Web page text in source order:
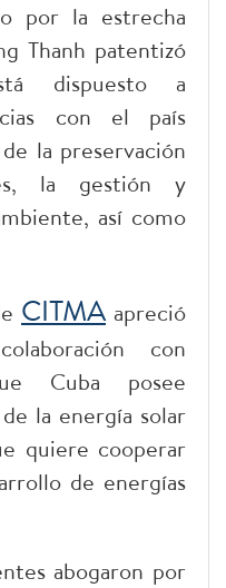
por la estrecha
Thanh patentizó
dispuesto a
con el país
la preservación
la gestión y
así como
CITMA apreció
con
Cuba posee
la energía solar
quiere cooperar
de energías
abogaron por